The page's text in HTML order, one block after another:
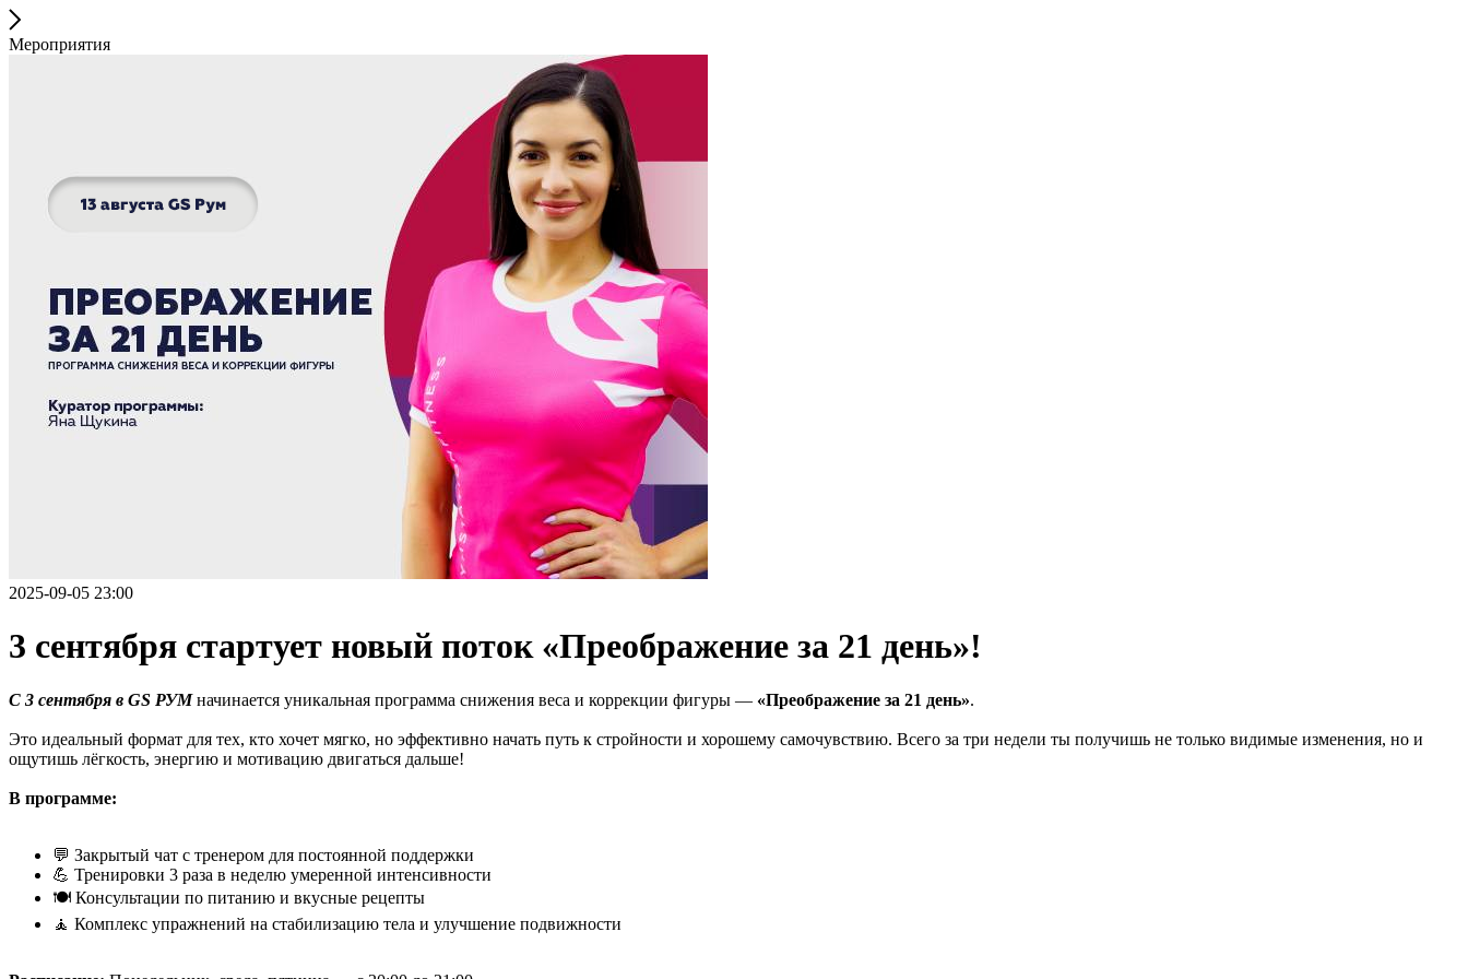
Мероприятия
2025-09-05 23:00
3 сентября стартует новый поток «Преображение за 21 день»!
С 3 сентября в GS РУМначинается уникальная программа снижения веса и коррекции фигуры — «Преображение за 21 день».
Это идеальный формат для тех, кто хочет мягко, но эффективно начать путь к стройности и хорошему самочувствию. Всего за три недели ты получишь не только видимые изменения, но и
ощутишь лёгкость, энергию и мотивацию двигаться дальше!
В программе:
💬 Закрытый чат с тренером для постоянной поддержки
💪 Тренировки 3 раза в неделю умеренной интенсивности
🍽 Консультации по питанию и вкусные рецепты
🧘 Комплекс упражнений на стабилизацию тела и улучшение подвижности